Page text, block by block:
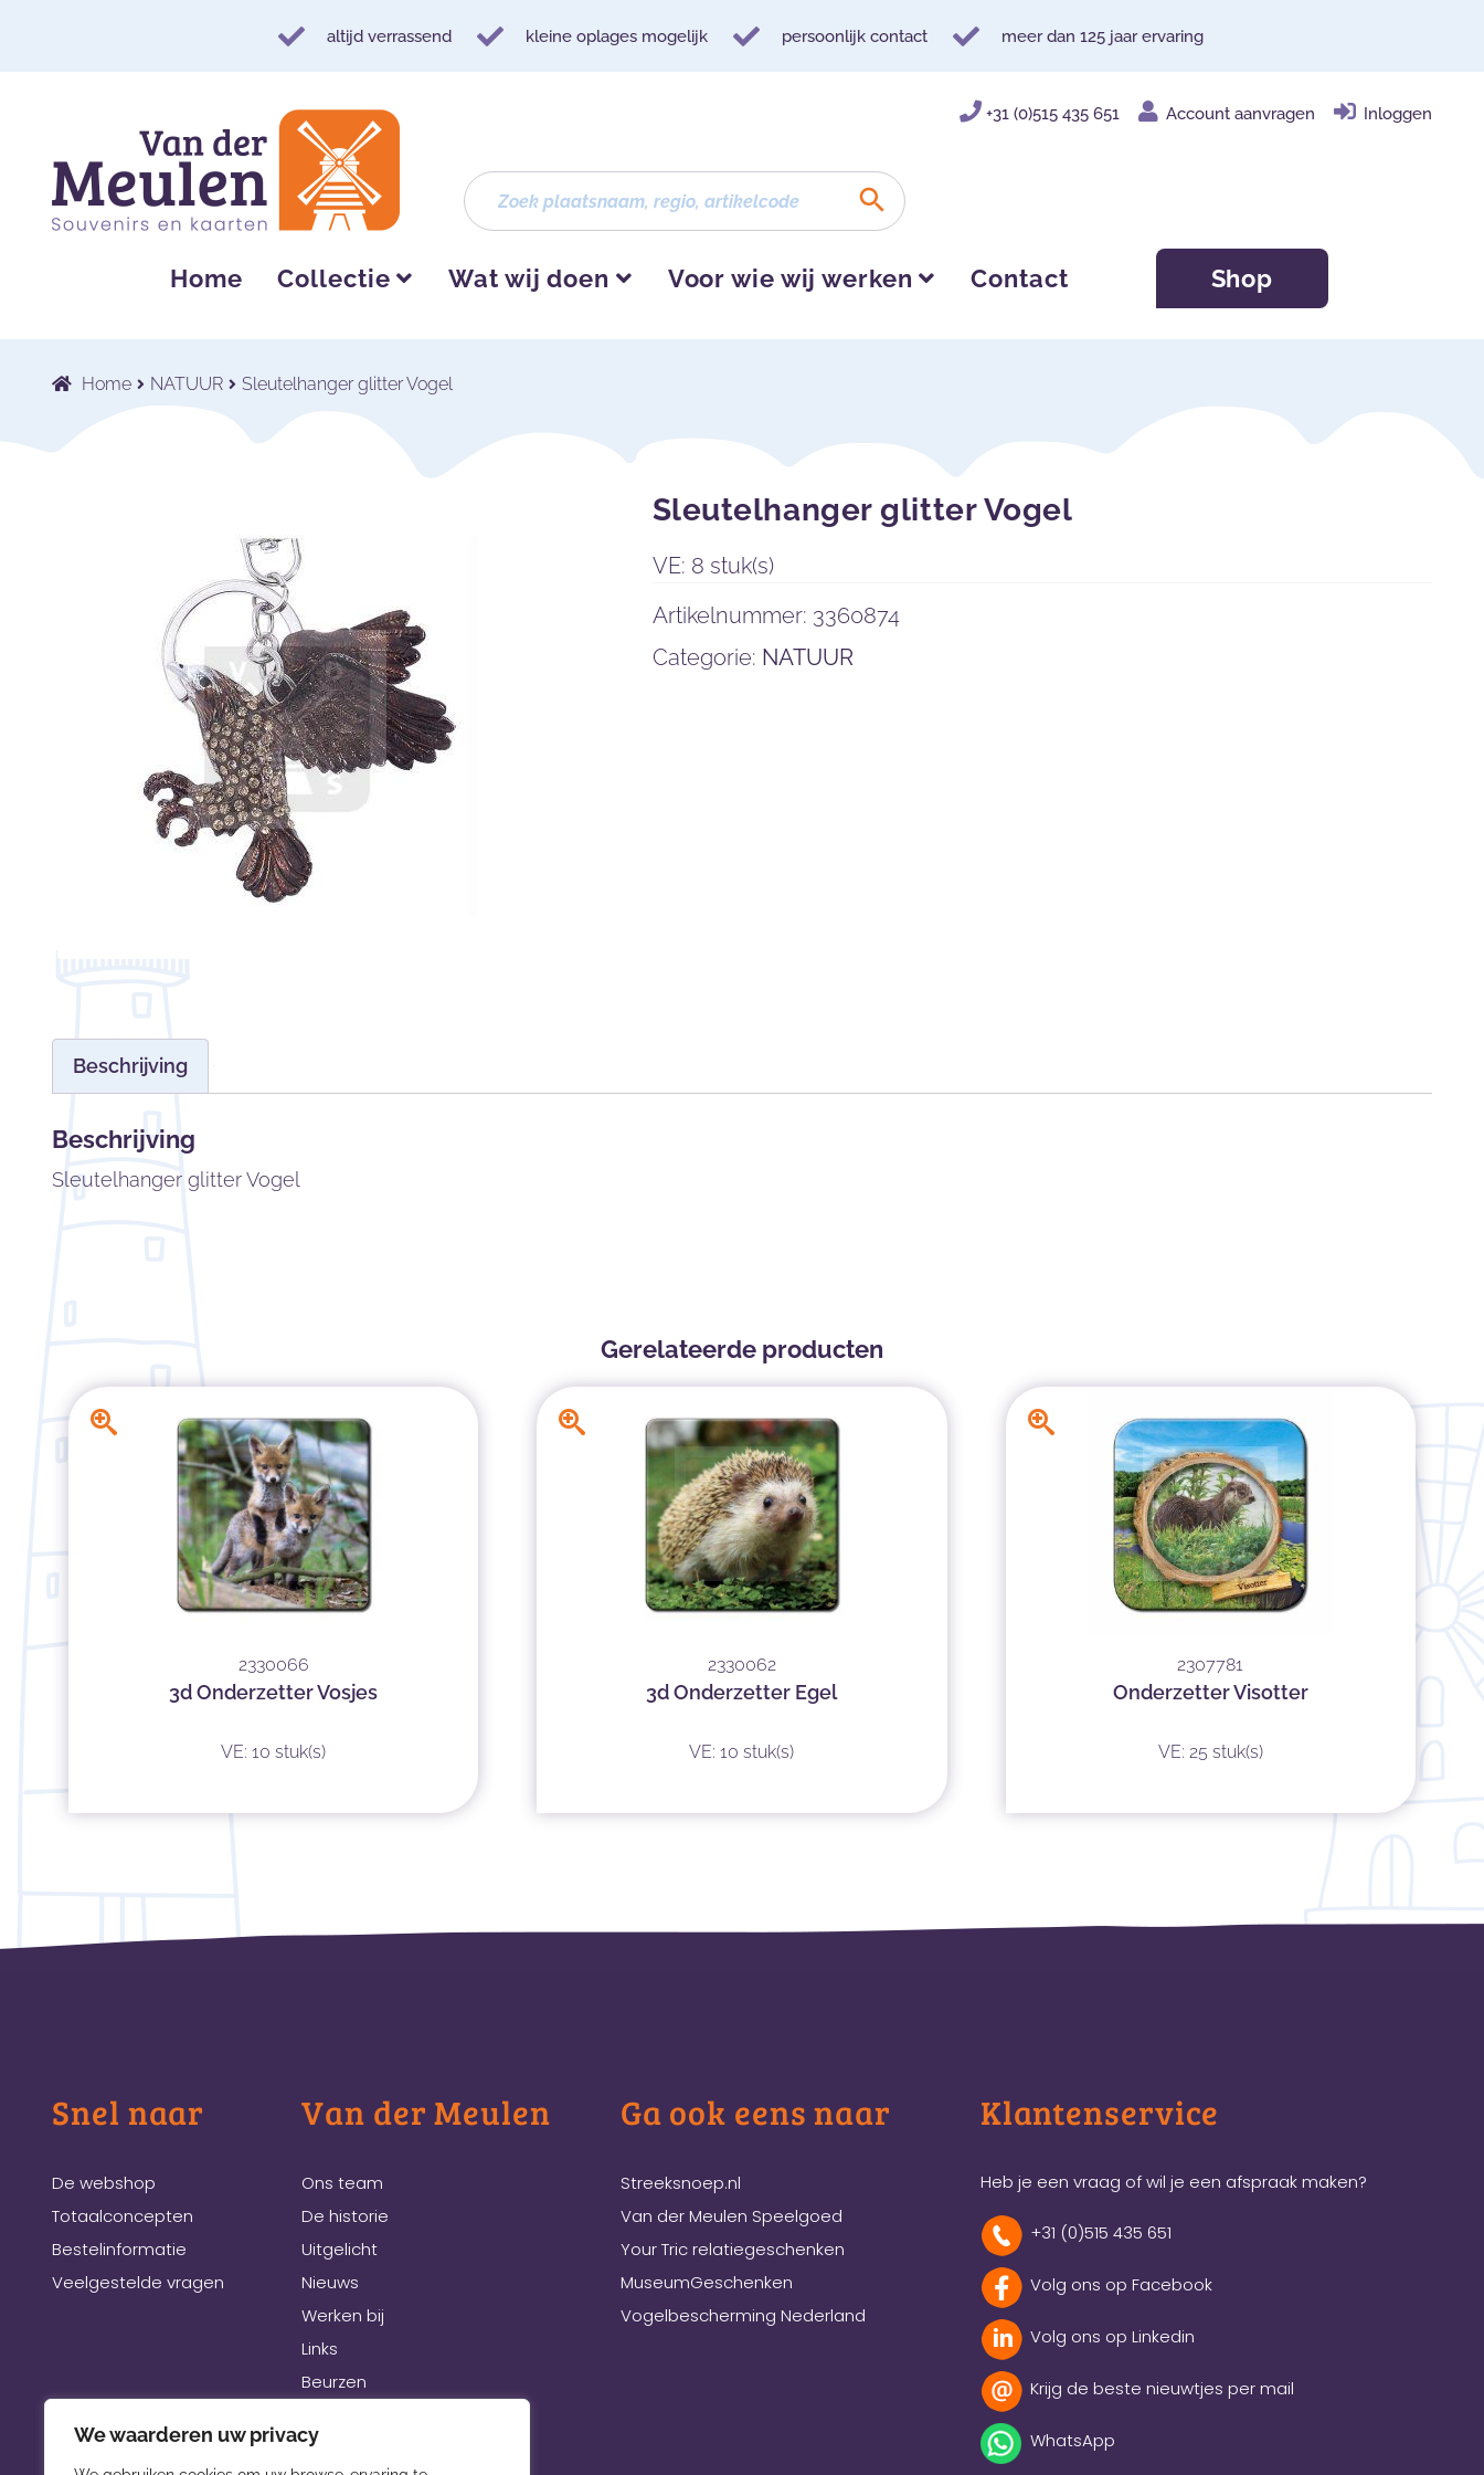
We waarderen uw privacy
altijd verrassend kleine oplages mogelijk persoonlijk contact meer dan 125 jaar ervaring
navigatie
inhoud
+31 (0)515 435 651 Account aanvragen Inloggen
Home Collectie Wat wij doen Voor wie wij werken Contact Shop
Home NATUUR Sleutelhanger glitter Vogel
Sleutelhanger glitter Vogel
VE: 8 stuk(s)
Artikelnummer: 3360874
Categorie: NATUUR
Beschrijving
Beschrijving
Sleutelhanger glitter Vogel
Gerelateerde producten
2330066
3d Onderzetter Vosjes
VE: 10 stuk(s)
2330062
3d Onderzetter Egel
VE: 10 stuk(s)
2307781
Onderzetter Visotter
VE: 25 stuk(s)
Snel naar
De webshop
Totaalconcepten
Bestelinformatie
Veelgestelde vragen
Van der Meulen
Ons team
De historie
Uitgelicht
Nieuws
Werken bij
Links
Beurzen
Ga ook eens naar
Streeksnoep.nl
Van der Meulen Speelgoed
Your Tric relatiegeschenken
MuseumGeschenken
Vogelbescherming Nederland
Klantenservice
Heb je een vraag of wil je een afspraak maken?
+31 (0)515 435 651
Volg ons op Facebook
Volg ons op Linkedin
Krijg de beste nieuwtjes per mail
WhatsApp